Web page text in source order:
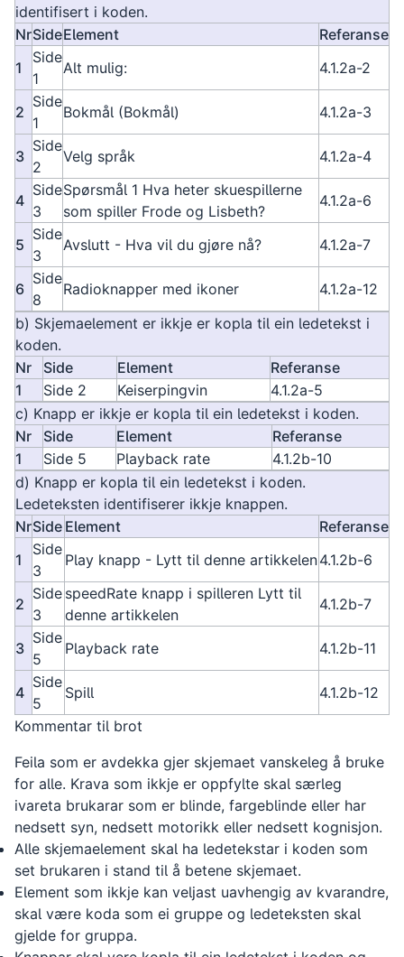
identifisert i koden.
NrSideElement
Referanse
1
Side
1
Alt mulig: 4.1.2a-2
2
Side
1
Bokmål (Bokmål) 4.1.2a-3
3
Side
2
Velg språk 4.1.2a-4
4
Side
3
Spørsmål 1 Hva heter skuespillerne
som spiller Frode og Lisbeth?
4.1.2a-6
5
Side
3
Avslutt - Hva vil du gjøre nå? 4.1.2a-7
6
Side
8
Radioknapper med ikoner
4.1.2a-12
b) Skjemaelement er ikkje er kopla til ein ledetekst i
koden.
Nr
Side Element
Referanse
1
Side 2 Keiserpingvin
4.1.2a-5
c) Knapp er ikkje er kopla til ein ledetekst i koden.
Nr
Side Element
Referanse
1
Side 5 Playback rate
4.1.2b-10
d) Knapp er kopla til ein ledetekst i koden.
Ledeteksten identifiserer ikkje knappen.
NrSide Element
Referanse
1
Side
3
Play knapp - Lytt til denne artikkelen4.1.2b-6
2
Side
3
speedRate knapp i spilleren Lytt til
denne artikkelen
4.1.2b-7
3
Side
5
Playback rate 4.1.2b-11
4
Side
5
Spill
4.1.2b-12
Kommentar til brot
Feila som er avdekka gjer skjemaet vanskeleg å bruke
for alle. Krava som ikkje er oppfylte skal særleg
ivareta brukarar som er blinde, fargeblinde eller har
nedsett syn, nedsett motorikk eller nedsett kognisjon.
Alle skjemaelement skal ha ledetekstar i koden som
set brukaren i stand til å betene skjemaet.
Element som ikkje kan veljast uavhengig av kvarandre,
skal være koda som ei gruppe og ledeteksten skal
gjelde for gruppa.